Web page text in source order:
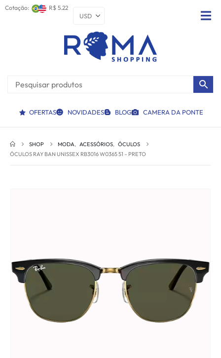
Cotação: R$ 5.22
OFERTAS NOVIDADES BLOG CAMERA DA PONTE
SHOP MODA, ACESSÓRIOS, ÓCULOS
ÓCULOS RAY BAN UNISSEX RB3016 W0365 51 – PRETO